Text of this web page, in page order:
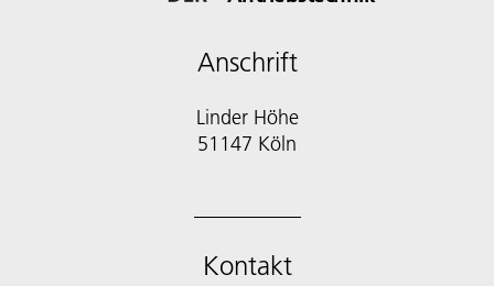
Anschrift
Linder Höhe
51147 Köln
Kontakt